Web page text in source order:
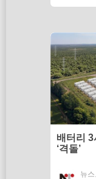
배터리
‘격돌’
뉴